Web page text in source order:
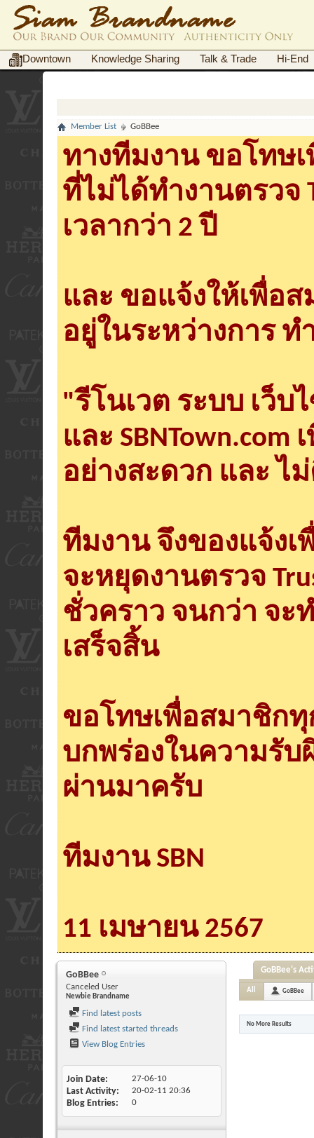
Downtown Knowledge Sharing Talk & Trade Hi-End
Member List GoBBee
ทางทีมงาน ขอโทษ
ที่ไม่ได้ทำงานตรวจ
เวลากว่า 2 ปี
และ ขอแจ้งให้เพื่อ
อยู่ในระหว่างการ ท
"รีโนเวต ระบบ เว็บ
และ
อย่างสะดวก และ ไ
ทีมงาน จึงของแจ้ง
จะหยุดงานตรวจ
ชั่วคราว จนกว่า จะ
เสร็จสิ้น
ขอโทษเพื่อสมาชิก
บกพร่องในความรั
ผ่านมาครับ
ทีมงาน SBN
11 เมษายน 2567
GoBBee
Canceled User
Newbie Brandname
Find latest posts
Find latest started threads
View Blog Entries
Join Date 27-06-10
Last Activity 20-02-11 20:36
Blog Entries 0
GoBBee's
All GoBBee
No More Results